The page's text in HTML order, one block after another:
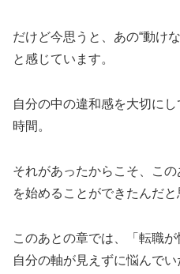
だけど今思うと、あの“動け
と感じています。
自分の中の違和感を大切に
時間。
それがあったからこそ、こ
を始めることができたんだと
このあとの章では、「転職
自分の軸が見えずに悩んで